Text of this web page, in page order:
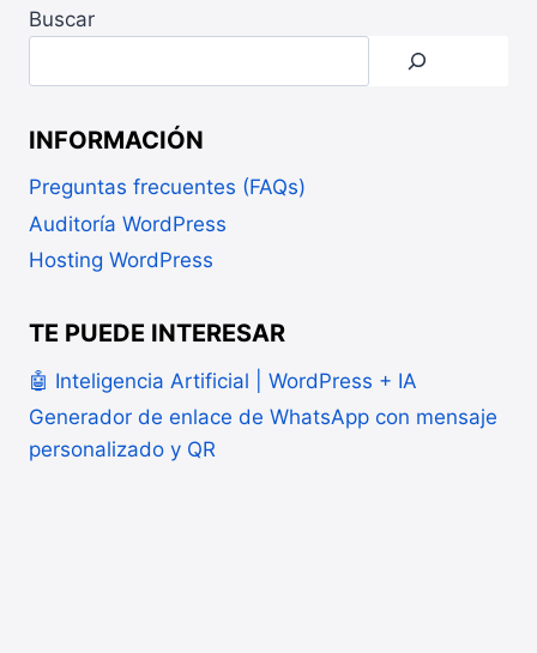
Buscar
INFORMACIÓN
Preguntas frecuentes (FAQs)
Auditoría WordPress
Hosting WordPress
TE PUEDE INTERESAR
🤖 Inteligencia Artificial | WordPress + IA
Generador de enlace de WhatsApp con mensaje
personalizado y QR